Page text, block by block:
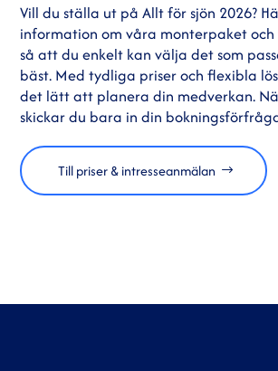
Vill du ställa ut på Allt för sjön 2026?
information om våra monterpaket och
så att du enkelt kan välja det som
bäst. Med tydliga priser och flexibla
det lätt att planera din medverkan.
skickar du bara in din
Till priser & intresseanmälan